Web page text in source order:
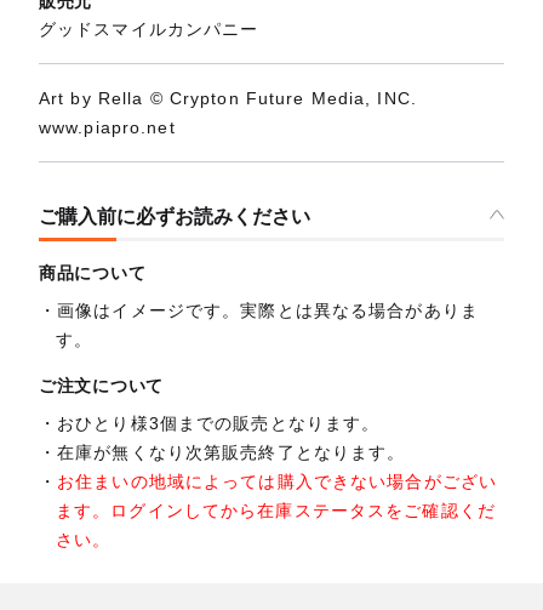
グッドスマイルカンパニー
Art by Rella © Crypton Future Media, INC.
www.piapro.net
ご購入前に必ずお読みください
商品について
画像はイメージです。実際とは異なる場合がありま
す。
ご注文について
おひとり様3個までの販売となります。
在庫が無くなり次第販売終了となります。
お住まいの地域によっては購入できない場合がござい
ます。ログインしてから在庫ステータスをご確認くだ
さい。